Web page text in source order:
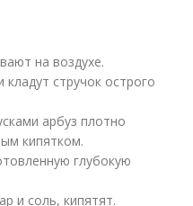
на воздухе.
стручок острого
арбуз плотно
кипятком.
глубокую
и соль, кипятят.